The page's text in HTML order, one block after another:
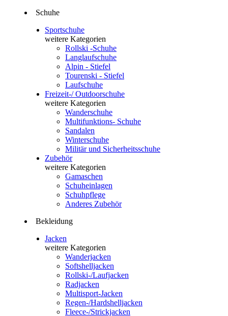
Schuhe
Sportschuhe
weitere Kategorien
Rollski -Schuhe
Langlaufschuhe
Alpin - Stiefel
Tourenski - Stiefel
Laufschuhe
Freizeit-/ Outdoorschuhe
weitere Kategorien
Wanderschuhe
Multifunktions- Schuhe
Sandalen
Winterschuhe
Militär und Sicherheitsschuhe
Zubehör
weitere Kategorien
Gamaschen
Schuheinlagen
Schuhpflege
Anderes Zubehör
Bekleidung
Jacken
weitere Kategorien
Wanderjacken
Softshelljacken
Rollski-/Laufjacken
Radjacken
Multisport-Jacken
Regen-/Hardshelljacken
Fleece-/Strickjacken